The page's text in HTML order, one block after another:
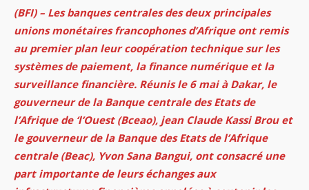
(BFI) – Les banques centrales des deux principales
unions monétaires francophones d’Afrique ont remis
au premier plan leur coopération technique sur les
systèmes de paiement, la finance numérique et la
surveillance financière. Réunis le 6 mai à Dakar, le
gouverneur de la Banque centrale des Etats de
l’Afrique de ‘l’Ouest (Bceao), jean Claude Kassi Brou et
le gouverneur de la Banque des Etats de l’Afrique
centrale (Beac), Yvon Sana Bangui, ont consacré une
part importante de leurs échanges aux